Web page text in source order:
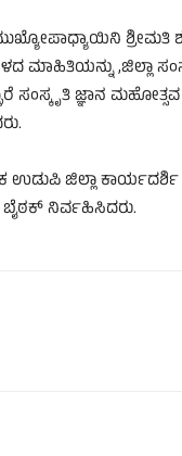
ಶ್ರೀಮತಿ
ಮಾಹಿತಿಯನ್ನು ,ಜಿಲ್ಲಾ
ಸಂಸ್ಕೃತಿ ಜ್ಞಾನ
ಉಡುಪಿ ಜಿಲ್ಲಾ
ಬೈಠಕ್ ನಿರ್ವಹಿಸಿದರು.